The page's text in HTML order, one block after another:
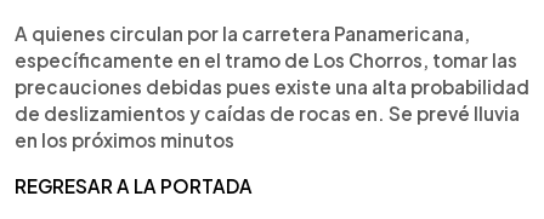
A quienes circulan por la carretera Panamericana,
específicamente en el tramo de Los Chorros, tomar las
precauciones debidas pues existe una alta probabilidad
de deslizamientos y caídas de rocas en. Se prevé lluvia
en los próximos minutos
REGRESAR A LA PORTADA